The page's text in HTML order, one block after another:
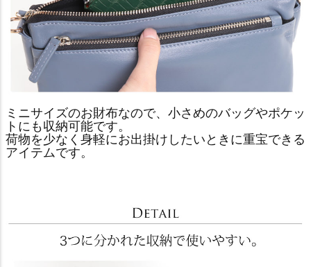
ミニサイズのお財布なので、小さめのバッグやポケッ
トにも収納可能です。
荷物を少なく身軽にお出掛けしたいときに重宝できる
アイテムです。